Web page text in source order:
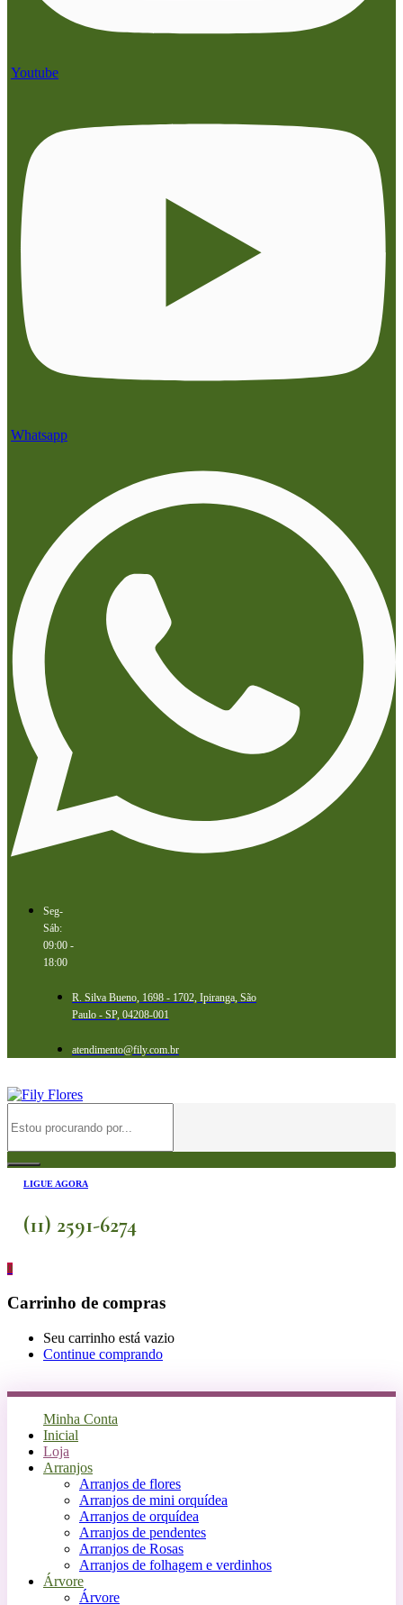
Youtube
Whatsapp
Seg-
Sáb:
09:00 -
18:00
R. Silva Bueno, 1698 - 1702, Ipiranga, São
Paulo - SP, 04208-001
atendimento@fily.com.br
LIGUE AGORA
(11) 2591-6274
0
Carrinho de compras
Seu carrinho está vazio
Continue comprando
Minha Conta
Inicial
Loja
Arranjos
Arranjos de flores
Arranjos de mini orquídea
Arranjos de orquídea
Arranjos de pendentes
Arranjos de Rosas
Arranjos de folhagem e verdinhos
Árvore
Árvore